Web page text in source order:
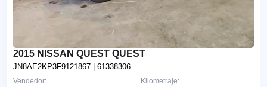
2015 NISSAN QUEST QUEST
JN8AE2KP3F9121867 | 61338306
Kilometraje:
Vendedor: